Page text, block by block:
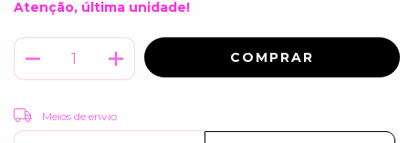
Atenção, última unidade!
Entregas para o CEP:
Meios de envio